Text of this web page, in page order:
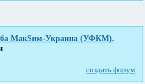
МакSим-Украина (УФКМ).
создать форум